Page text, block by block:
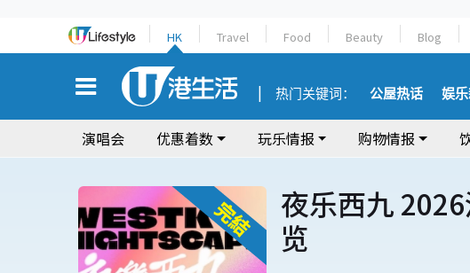
HK Travel Food Beauty Blog
热门关键词： 公屋热话 娱乐
演唱会 优惠着数 玩乐情报 购物情报
夜乐西九
览